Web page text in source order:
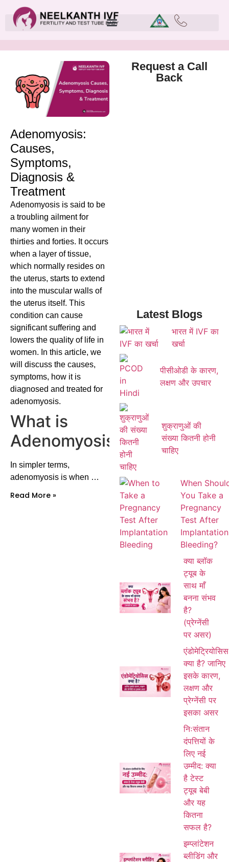
Adenomyosis:
Causes,
Symptoms,
Diagnosis &
Treatment
Adenomyosis is said to be
a troubling ailment for
many women in their
thirties and forties. It occurs
when a layer of tissue,
which normally resides on
the uterus, starts to extend
into the muscular walls of
the uterus itself. This
condition can cause
significant suffering and
lowers the quality of life in
women. In this article, we
will discuss the causes,
symptoms, how it is
diagnosed and treated for
adenomyosis.
What is
Adenomyosis?
In simpler terms,
adenomyosis is when …
Read More »
Request a Call
Back
Latest Blogs
भारत में IVF का
खर्चा
पीसीओडी के कारण,
लक्षण और उपचार
शुक्राणुओं की
संख्या कितनी होनी
चाहिए
When
You Take a
Pregnancy
Test After
Implantation
Bleeding?
क्या ब्लॉक
ट्यूब के
साथ माँ
बनना संभव
है?
(प्रेग्नेंसी
पर असर)
एंडोमेट्रियोसिस
क्या है? जानिए
इसके कारण,
लक्षण और
प्रेग्नेंसी पर
इसका असर
निःसंतान
दंपत्तियों के
लिए नई
उम्मीद: क्या
है टेस्ट
ट्यूब बेबी
और यह
कितना
सफल है?
इम्प्लांटेशन
ब्लीडिंग और